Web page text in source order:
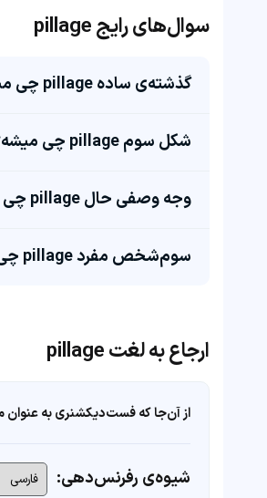
سوال‌های رایج pillage
گذشته‌ی ساده pillage چی میشه؟
شکل سوم pillage چی میشه؟
وجه وصفی حال pillage چی میشه؟
سوم‌شخص مفرد pillage چی میشه؟
ارجاع به لغت pillage
از آن‌جا که فست‌دیکشنری به عنوان
شیوه‌ی رفرنس‌دهی: